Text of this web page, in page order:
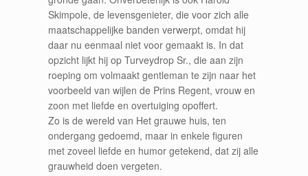
Skimpole, de levensgenieter, die voor zich alle
maatschappelijke banden verwerpt, omdat hij
daar nu eenmaal niet voor gemaakt is. In dat
opzicht lijkt hij op Turveydrop Sr., die aan zijn
roeping om volmaakt gentleman te zijn naar het
voorbeeld van wijlen de Prins Regent, vrouw en
zoon met liefde en overtuiging opoffert.
Zo is de wereld van Het grauwe huis, ten
ondergang gedoemd, maar in enkele figuren
met zoveel liefde en humor getekend, dat zij alle
grauwheid doen vergeten.